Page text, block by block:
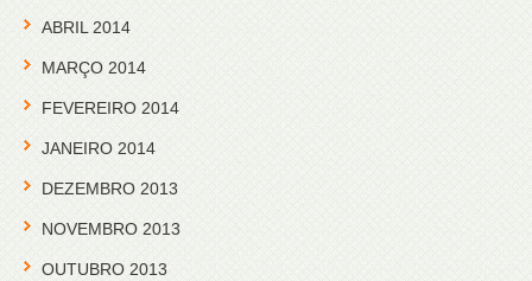
ABRIL 2014
MARÇO 2014
FEVEREIRO 2014
JANEIRO 2014
DEZEMBRO 2013
NOVEMBRO 2013
OUTUBRO 2013